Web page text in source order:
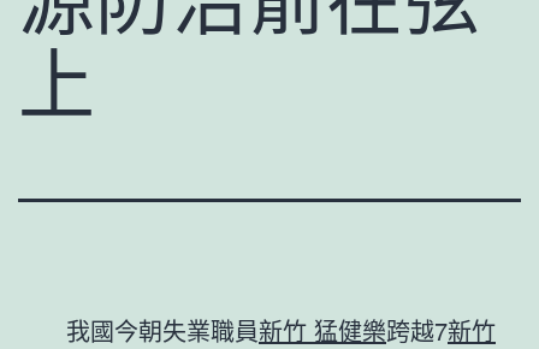
上
我國今朝失業職員新竹 猛健樂跨越7新竹